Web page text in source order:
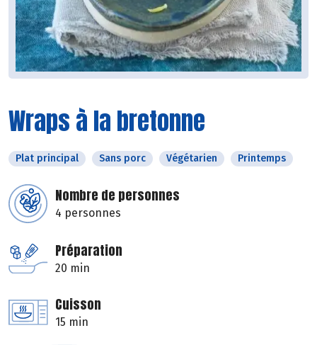
Wraps à la bretonne
Plat principal Sans porc Végétarien Printemps
Nombre de personnes
4 personnes
Préparation
20 min
Cuisson
15 min